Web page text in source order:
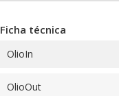
Ficha técnica
OlioIn
OlioOut